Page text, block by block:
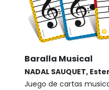
Baralla Musical
NADAL SAUQUET, Ester
Juego de cartas